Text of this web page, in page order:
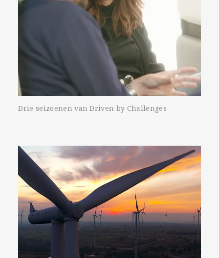
Drie seizoenen van Driven by Challenges